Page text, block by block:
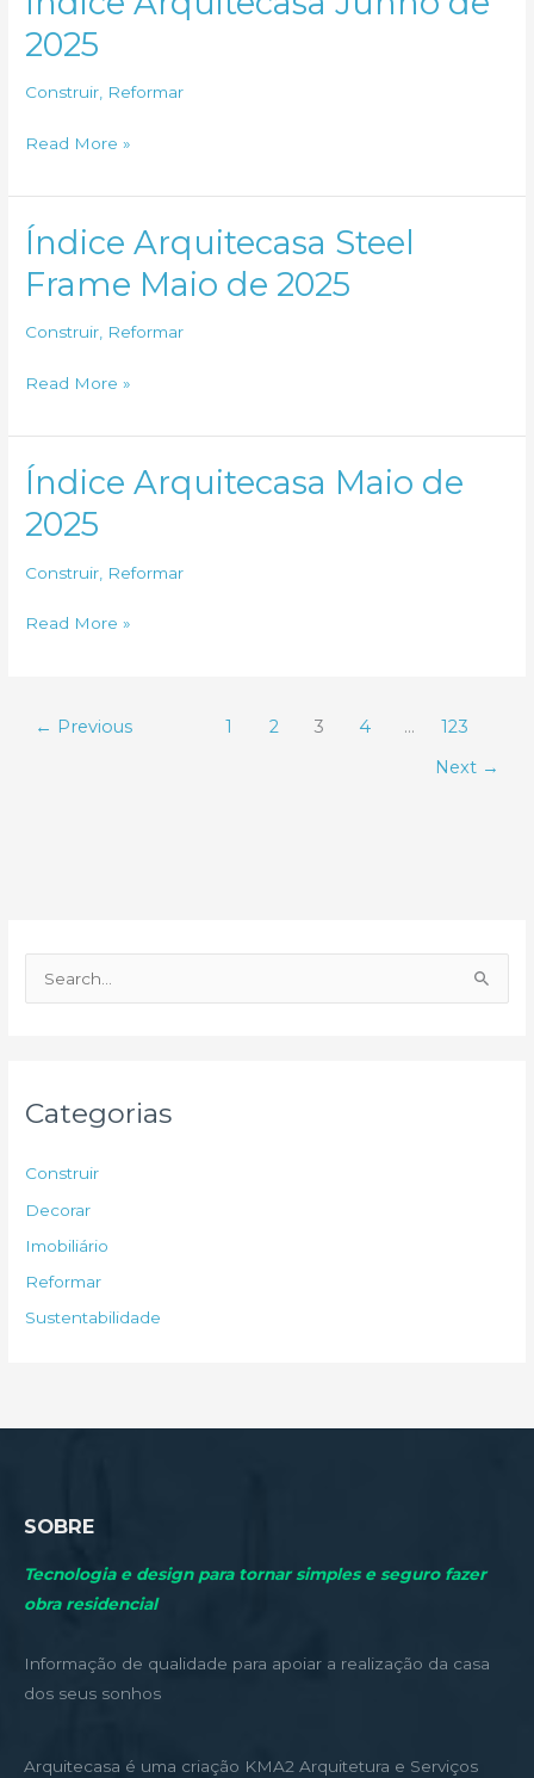
de
2025
Construir, Reformar
Índice
Junho
de
Read More »
Índice Arquitecasa Steel
Frame Maio de 2025
Construir, Reformar
Índice
Steel
Frame
de
Read More »
Índice Arquitecasa Maio de
2025
Construir Reformar
Índice
Read More »
← Previous 1 2 3 4 …
123
Next →
e
p
o
r
Categorias
Construir
Decorar
Imobiliário
Reformar
Sustentabilidade
SOBRE
Tecnologia e design para tornar simples e seguro fazer
obra residencial
Informação de qualidade para apoiar a realização da casa
dos seus sonhos
Arquitecasa é uma criação KMA2 Arquitetura e Serviços